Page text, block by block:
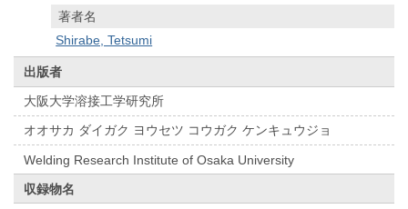
著者名
Shirabe, Tetsumi
出版者
大阪大学溶接工学研究所
オオサカ ダイガク ヨウセツ コウガク ケンキュウジョ
Welding Research Institute of Osaka University
収録物名